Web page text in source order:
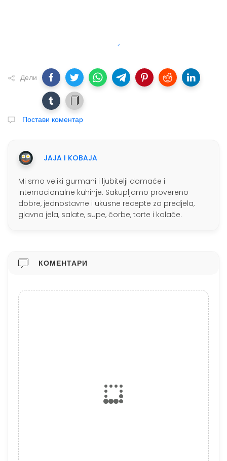
Дели
Постави коментар
JAJA I KOBAJA
Mi smo veliki gurmani i ljubitelji domaće i
internacionalne kuhinje. Sakupljamo provereno
dobre, jednostavne i ukusne recepte za predjela,
glavna jela, salate, supe, čorbe, torte i kolače.
КОМЕНТАРИ